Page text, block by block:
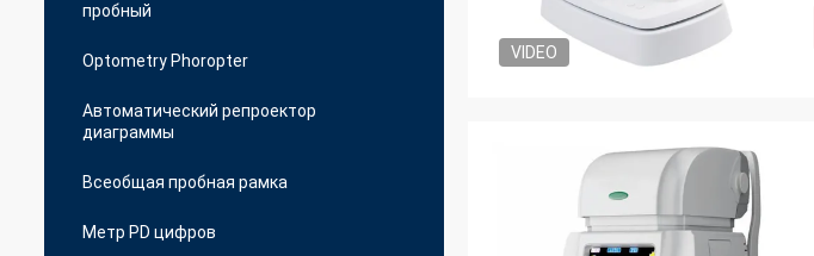
пробный
Optometry Phoropter
Автоматический репроектор
диаграммы
Всеобщая пробная рамка
Метр PD цифров
VIDEO